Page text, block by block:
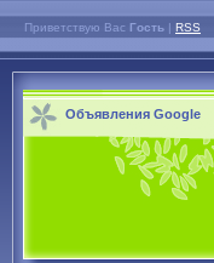
Приветствую Вас Гость | RSS
Объявления Google